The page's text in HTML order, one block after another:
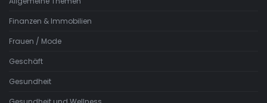
Finanzen & Immobilien
Frauen / Mode
Geschäft
Gesundheit